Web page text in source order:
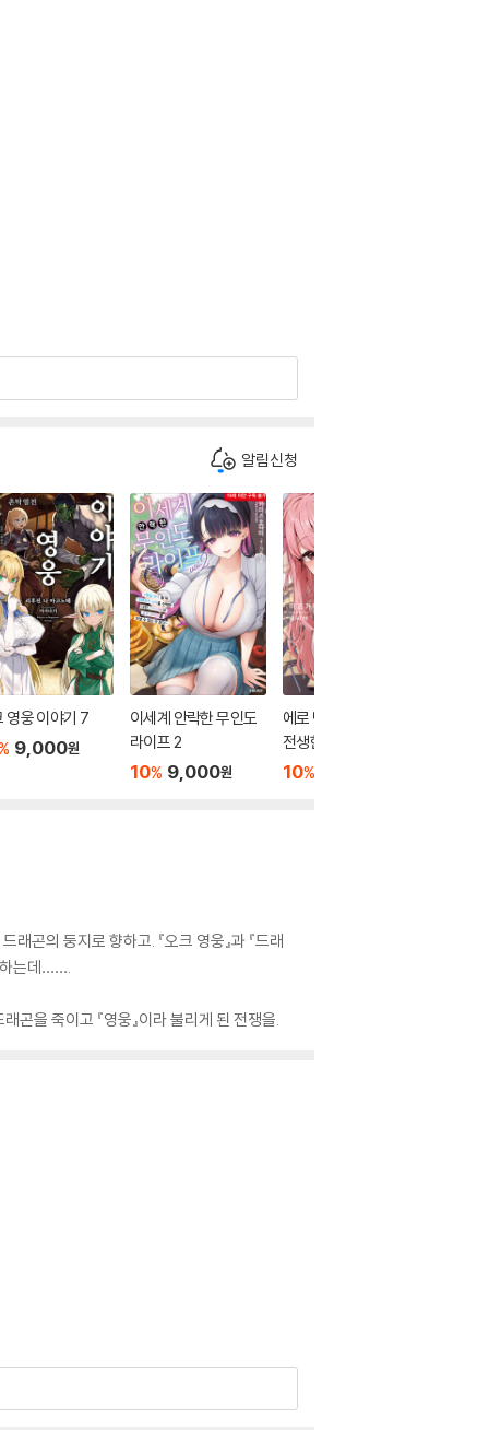
알림신청
영웅 이야기 7
9,000원
이세계 안락한 무인도
라이프 2
10% 9,000원
에로 만화의 악역으로
전생한 내가 여자를 빼
앗지 않고도 행복해지
10%
곤의 둥지로 향하고. 『오크 영웅』과 『드래
는데…….
을 죽이고 『영웅』이라 불리게 된 전쟁을.